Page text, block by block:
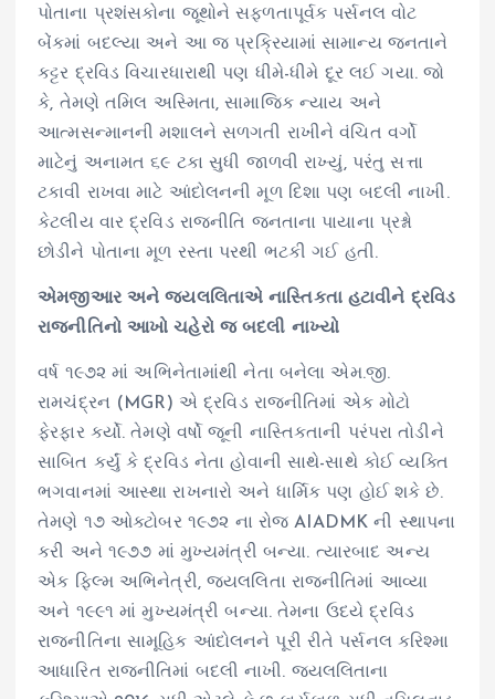
પોતાના પ્રશંસકોના જૂથોને સફળતાપૂર્વક પર્સનલ વોટ
બેંકમાં બદલ્યા અને આ જ પ્રક્રિયામાં સામાન્ય જનતાને
કટ્ટર દ્રવિડ વિચારધારાથી પણ ધીમે-ધીમે દૂર લઈ ગયા. જો
કે, તેમણે તમિલ અસ્મિતા, સામાજિક ન્યાય અને
આત્મસન્માનની મશાલને સળગતી રાખીને વંચિત વર્ગો
માટેનું અનામત ૬૯ ટકા સુધી જાળવી રાખ્યું, પરંતુ સત્તા
ટકાવી રાખવા માટે આંદોલનની મૂળ દિશા પણ બદલી નાખી.
કેટલીય વાર દ્રવિડ રાજનીતિ જનતાના પાયાના પ્રશ્નો
છોડીને પોતાના મૂળ રસ્તા પરથી ભટકી ગઈ હતી.
એમજીઆર અને જયલલિતાએ નાસ્તિકતા હટાવીને દ્રવિડ
રાજનીતિનો આખો ચહેરો જ બદલી નાખ્યો
વર્ષ ૧૯૭૨ માં અભિનેતામાંથી નેતા બનેલા એમ.જી.
રામચંદ્રન (MGR) એ દ્રવિડ રાજનીતિમાં એક મોટો
ફેરફાર કર્યો. તેમણે વર્ષો જૂની નાસ્તિકતાની પરંપરા તોડીને
સાબિત કર્યું કે દ્રવિડ નેતા હોવાની સાથે-સાથે કોઈ વ્યક્તિ
ભગવાનમાં આસ્થા રાખનારો અને ધાર્મિક પણ હોઈ શકે છે.
તેમણે ૧૭ ઓક્ટોબર ૧૯૭૨ ના રોજ AIADMK ની સ્થાપના
કરી અને ૧૯૭૭ માં મુખ્યમંત્રી બન્યા. ત્યારબાદ અન્ય
એક ફિલ્મ અભિનેત્રી, જયલલિતા રાજનીતિમાં આવ્યા
અને ૧૯૯૧ માં મુખ્યમંત્રી બન્યા. તેમના ઉદયે દ્રવિડ
રાજનીતિના સામૂહિક આંદોલનને પૂરી રીતે પર્સનલ કરિશ્મા
આધારિત રાજનીતિમાં બદલી નાખી. જયલલિતાના